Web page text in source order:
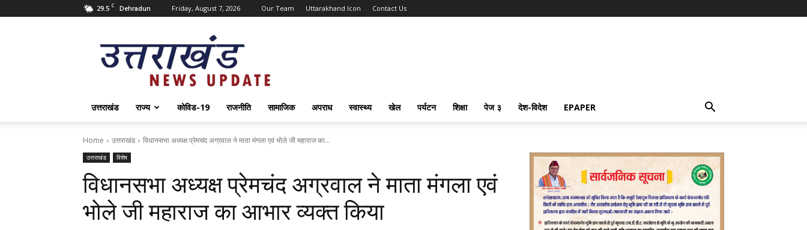
29.5 C Dehradun Friday, August 7, 2026 Our Team Uttarakhand Icon Contact Us
Uttarakhand
News
Update
उत्तराखंड राज्य कोविड-19 राजनीति सामाजिक अपराध स्वास्थ्य खेल पर्यटन शिक्षा पेज ३ देश-विदेश EPAPER
Home उत्तराखंड विधानसभा अध्यक्ष प्रेमचंद अग्रवाल ने माता मंगला एवं भोले जी महाराज का...
उत्तराखंड विशेष
विधानसभा अध्यक्ष प्रेमचंद अग्रवाल ने माता मंगला एवं
भोले जी महाराज का आभार व्यक्त किया